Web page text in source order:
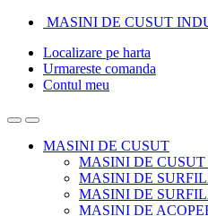
Skip
navigation
Skip
content
MASINI DE CUSUT
Localizare pe harta
Urmareste comanda
Contul meu
MASINI DE CUSUT
MASINI DE CUSUT
MASINI DE
MASINI DE
MASINI DE